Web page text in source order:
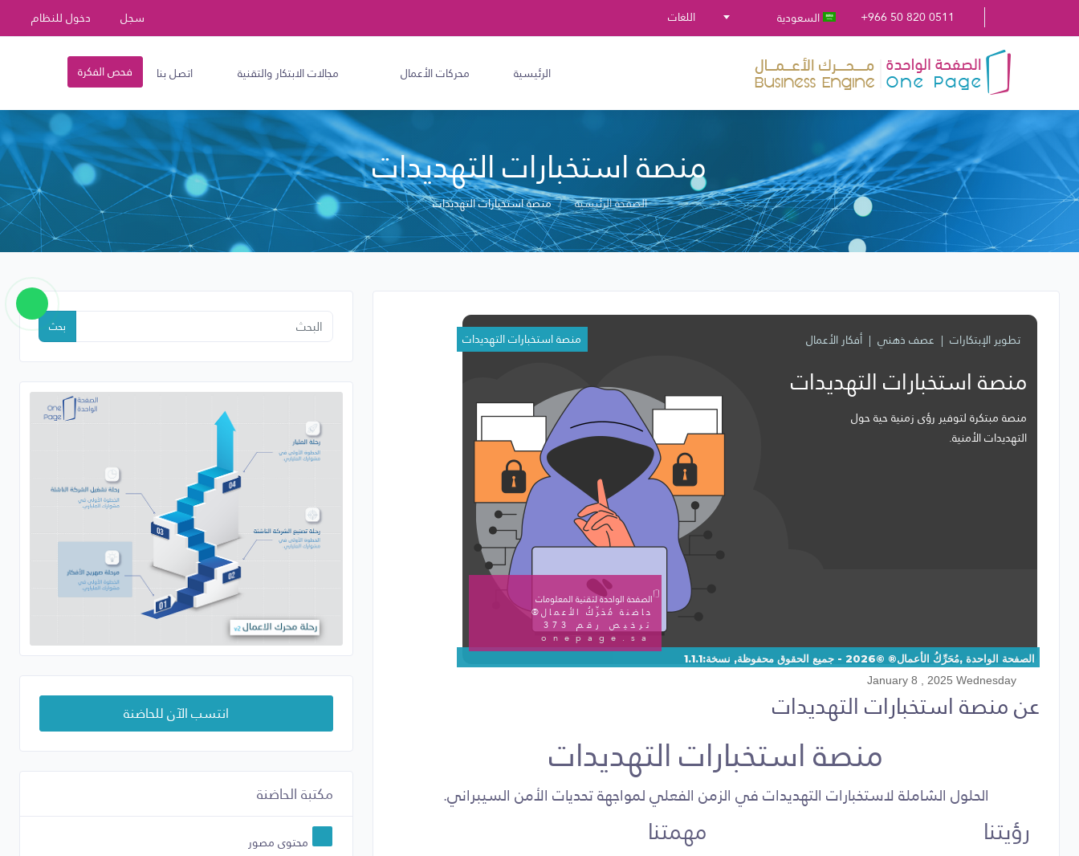
+966 50 820 0511 السعودية اللغات سجل دخول للنظام
الرئيسية محركات الأعمال مجالات الابتكار والتقنية اتصل بنا فحص الفكرة
منصة استخبارات التهديدات
الصفحة الرئيسية منصة استخبارات التهديدات
منصة استخبارات التهديدات تطوير الإبتكارات عصف ذهني أفكار الأعمال
منصة استخبارات التهديدات
منصة مبتكرة لتوفير رؤى زمنية حية حول
التهديدات الأمنية.
الصفحة الواحدة ,مُحَرِّكُ الأعمال® ©2026 - جميع الحقوق محفوظة, نسخة:1.1.1
الصفحة الواحدة لتقنية المعلومات
حاضنة مُحَرِّكُ الأعمال®
ترخيص رقم 373
onepage.sa
January 8 , 2025 Wednesday
عن منصة استخبارات التهديدات
منصة استخبارات التهديدات
الحلول الشاملة لاستخبارات التهديدات في الزمن الفعلي لمواجهة تحديات الأمن السيبراني.
رؤيتنا مهمتنا
بحث
انتسب الآن للحاضنة
مكتبة الحاضنة
محتوى مصور